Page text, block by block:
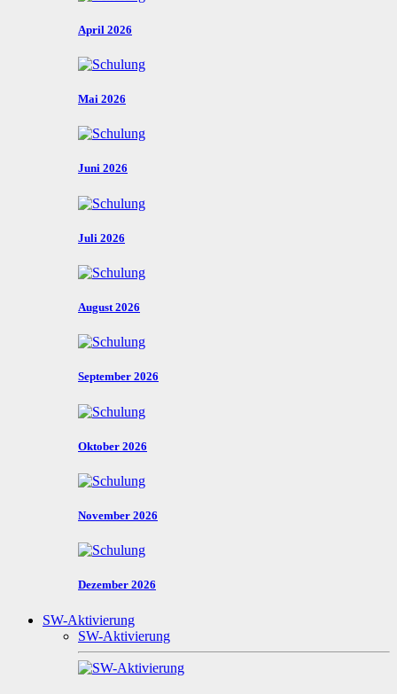
April 2026
Mai 2026
Juni 2026
Juli 2026
August 2026
September 2026
Oktober 2026
November 2026
Dezember 2026
SW-Aktivierung
SW-Aktivierung